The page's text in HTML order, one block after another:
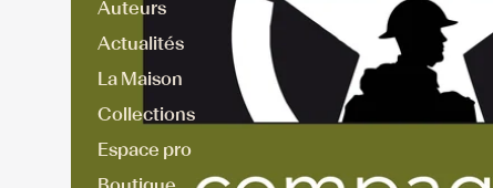
Auteurs
Actualités
La Maison
Collections
Espace pro